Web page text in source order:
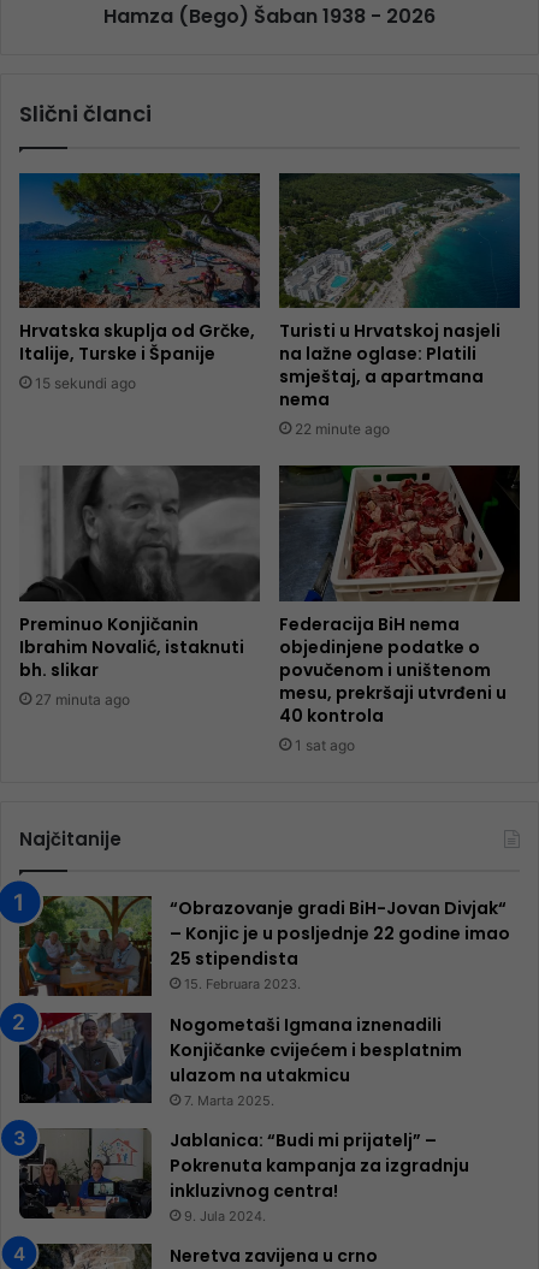
Hamza (Bego) Šaban 1938 - 2026
Slični članci
Hrvatska skuplja od Grčke,
Italije, Turske i Španije
15 sekundi ago
Turisti u Hrvatskoj nasjeli
na lažne oglase: Platili
smještaj, a apartmana
nema
22 minute ago
Preminuo Konjičanin
Ibrahim Novalić, istaknuti
bh. slikar
27 minuta ago
Federacija BiH nema
objedinjene podatke o
povučenom i uništenom
mesu, prekršaji utvrđeni u
40 kontrola
1 sat ago
Najčitanije
“Obrazovanje gradi BiH-Jovan Divjak“
– Konjic je u posljednje 22 godine imao
25 ​​stipendista
15. Februara 2023.
Nogometaši Igmana iznenadili
Konjičanke cvijećem i besplatnim
ulazom na utakmicu
7. Marta 2025.
Jablanica: “Budi mi prijatelj” –
Pokrenuta kampanja za izgradnju
inkluzivnog centra!
9. Jula 2024.
Neretva zavijena u crno